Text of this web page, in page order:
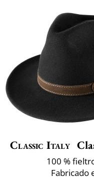
Classic Italy
100 %
Fabricado